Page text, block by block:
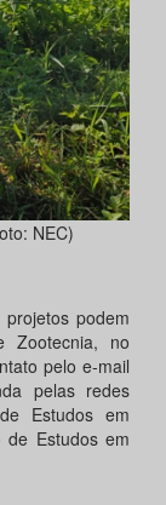
NEC)
podem
Zootecnia, no
pelo e-mail
pelas redes
Estudos em
Estudos em